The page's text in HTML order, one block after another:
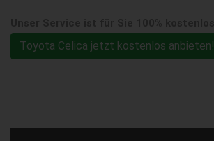
Toyota Celica jetzt kostenlos anbieten!